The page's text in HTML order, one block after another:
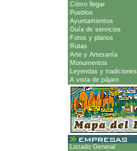
Cómo llegar
Pueblos
Ayuntamientos
Guía de servicios
Fotos y planos
Rutas
Arte y Artesanía
Monumentos
Leyendas y tradiciones
A vista de pájaro
Listado General